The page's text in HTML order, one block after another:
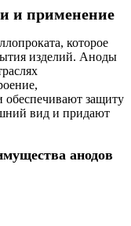
и применение
которое
изделий. Аноды
защиту
вид и придают
анодов